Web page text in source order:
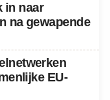
in naar
na gewapende
EU-